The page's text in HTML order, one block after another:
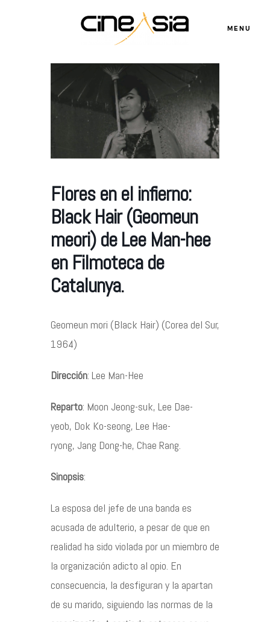
MENU
Flores en el infierno:
Black Hair (Geomeun
meori) de Lee Man-hee
en Filmoteca de
Catalunya.
Geomeun mori (Black Hair) (Corea del Sur,
1964)
Dirección: Lee Man-Hee
Reparto: Moon Jeong-suk, Lee Dae-
yeob, Dok Ko-seong, Lee Hae-
ryong, Jang Dong-he, Chae Rang.
Sinopsis:
La esposa del jefe de una banda es
acusada de adulterio, a pesar de que en
realidad ha sido violada por un miembro de
la organización adicto al opio. En
consecuencia, la desfiguran y la apartan
de su marido, siguiendo las normas de la
©2026 COPYRIGHT FLOTHEMES